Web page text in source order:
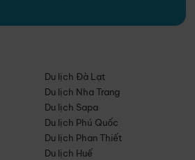
Du lịch Đà Lạt
Du lịch Nha Trang
Du lịch Sapa
Du lịch Phú Quốc
Du lịch Phan Thiết
Du lịch Huế